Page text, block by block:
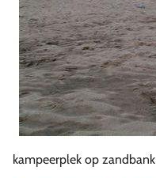
kampeerplek op zandbank